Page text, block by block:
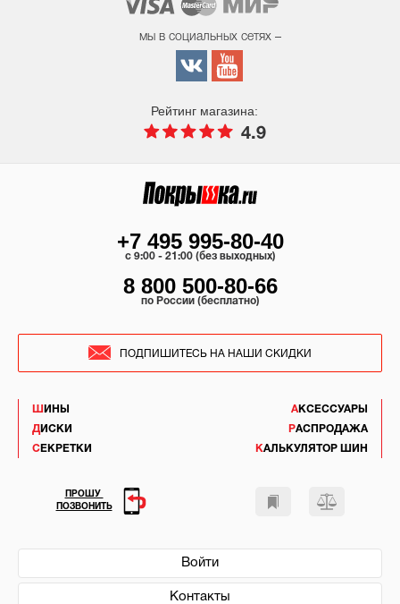
мы в социальных сетях –
Рейтинг магазина:
4.9
ШИНЫ
ДИСКИ
СЕКРЕТКИ
АКСЕССУАРЫ
РАСПРОДАЖА
КАЛЬКУЛЯТОР ШИН
Войти
Контакты
+7 495 995-80-40
c 9:00 - 21:00 (без выходных)
8 800 500-80-66
по России (бесплатно)
ПОДПИШИТЕСЬ НА НАШИ СКИДКИ
ПРОШУ
ПОЗВОНИТЬ